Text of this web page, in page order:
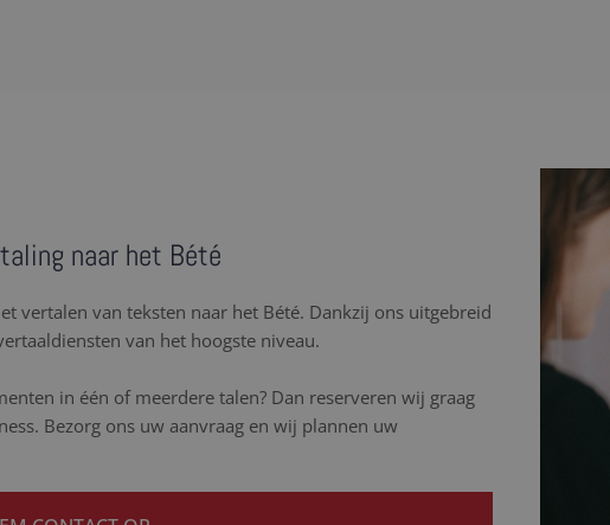
naar het Bété
vertalen van teksten naar het Bété. Dankzij ons uitgebreid
van het hoogste niveau.
in één of meerdere talen? Dan reserveren wij graag
Bezorg ons uw aanvraag en wij plannen uw